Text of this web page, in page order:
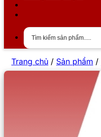
Trang chủ / Sản phẩm /